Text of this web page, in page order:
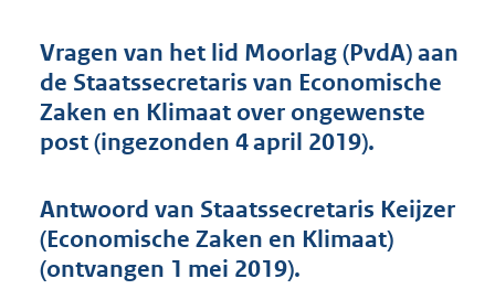
d
s
g
r
t
e
:
Vragen van het lid Moorlag (PvdA) aan
de Staatssecretaris van Economische
Zaken en Klimaat over ongewenste
post (ingezonden 4 april 2019).
Antwoord van Staatssecretaris Keijzer
(Economische Zaken en Klimaat)
(ontvangen 1 mei 2019).